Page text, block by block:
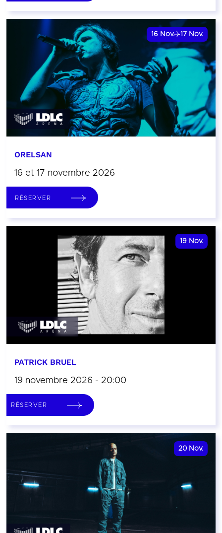
16 Nov. 17 Nov.
ORELSAN
16 et 17 novembre 2026
RÉSERVER
19 Nov.
PATRICK BRUEL
19 novembre 2026 - 20:00
RÉSERVER
20 Nov.